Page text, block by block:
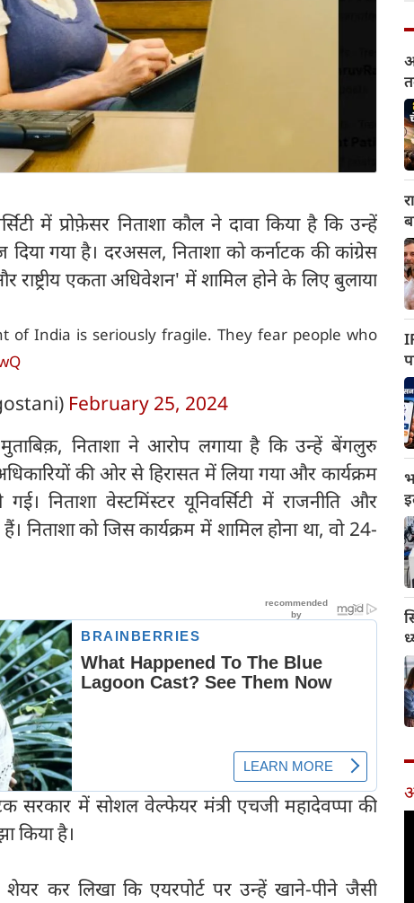
में प्रोफ़ेसर निताशा कौल ने दावा किया है कि उन्हें
गया है। दरअसल, निताशा को कर्नाटक की कांग्रेस
राष्ट्रीय एकता अधिवेशन' में शामिल होने के लिए बुलाया
of India is seriously fragile. They fear people who
February 25, 2024
निताशा ने आरोप लगाया है कि उन्हें बेंगलुरु
की ओर से हिरासत में लिया गया और कार्यक्रम
निताशा वेस्टमिंस्टर यूनिवर्सिटी में राजनीति और
निताशा को जिस कार्यक्रम में शामिल होना था, वो 24-
सरकार में सोशल वेल्फेयर मंत्री एचजी महादेवप्पा की
किया है।
शेयर कर लिखा कि एयरपोर्ट पर उन्हें खाने-पीने जैसी